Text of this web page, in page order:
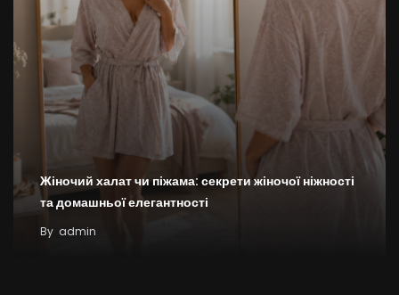
Жіночий халат чи піжама: секрети жіночої ніжності
та домашньої елегантності
By admin